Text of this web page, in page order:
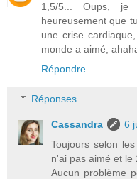
1,5/5... Oups,
heureusement que
une crise
monde a aimé,
Répondre
Réponses
Cassandra
6
Toujours selon
n'ai pas aimé et le
Aucun problème